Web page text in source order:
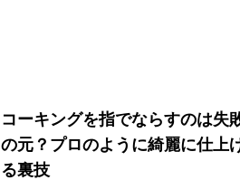
コーキングを指でならすのは失
の元？プロのように綺麗に仕上
る裏技